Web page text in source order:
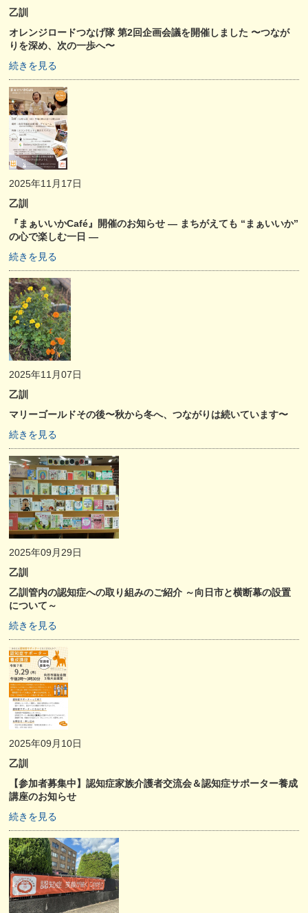
乙訓
オレンジロードつなげ隊 第2回企画会議を開催しました 〜つなが
りを深め、次の一歩へ〜
続きを見る
2025年11月17日
乙訓
『まぁいいかCafé』開催のお知らせ — まちがえても “まぁいいか”
の心で楽しむ一日 —
続きを見る
2025年11月07日
乙訓
マリーゴールドその後〜秋から冬へ、つながりは続いています〜
続きを見る
2025年09月29日
乙訓
乙訓管内の認知症への取り組みのご紹介 ～向日市と横断幕の設置
について～
続きを見る
2025年09月10日
乙訓
【参加者募集中】認知症家族介護者交流会＆認知症サポーター養成
講座のお知らせ
続きを見る